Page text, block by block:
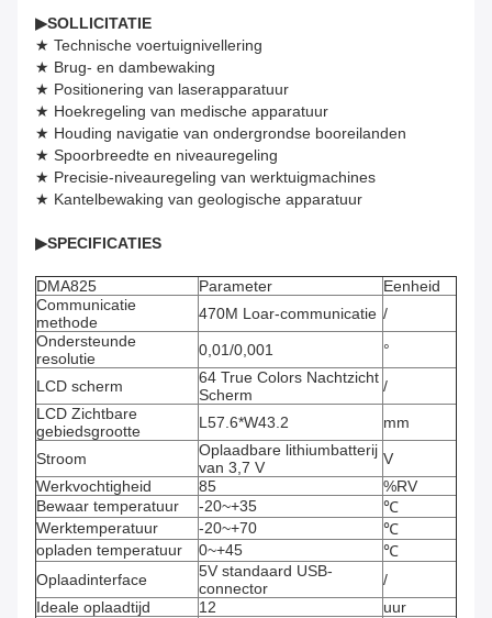
▶SOLLICITATIE
★ Technische voertuignivellering
★ Brug- en dambewaking
★ Positionering van laserapparatuur
★ Hoekregeling van medische apparatuur
★ Houding navigatie van ondergrondse booreilanden
★ Spoorbreedte en niveauregeling
★ Precisie-niveauregeling van werktuigmachines
★ Kantelbewaking van geologische apparatuur
▶SPECIFICATIES
DMA825 Parameter
Eenheid
Communicatie
methode
470M Loar-communicatie /
Ondersteunde
resolutie
0,01/0,001 °
LCD scherm
64 True Colors Nachtzicht
Scherm
/
LCD Zichtbare
gebiedsgrootte
L57.6*W43.2 mm
Stroom
Oplaadbare lithiumbatterij
van 3,7 V
V
Werkvochtigheid
85
%RV
Bewaar temperatuur
-20~+35
℃
Werktemperatuur
-20~+70
℃
opladen temperatuur
0~+45
℃
Oplaadinterface
5V standaard USB-
connector
/
Ideale oplaadtijd
12
uur